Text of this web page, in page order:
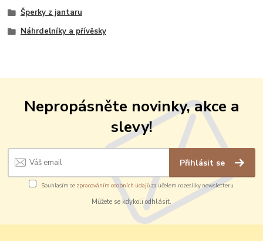
Šperky z jantaru
Náhrdelníky a přívěsky
Nepropásněte novinky, akce a
slevy!
Přihlásit se
Souhlasím se zpracováním osobních údajůza účelem rozesílky newsletteru.
Můžete se kdykoli odhlásit.